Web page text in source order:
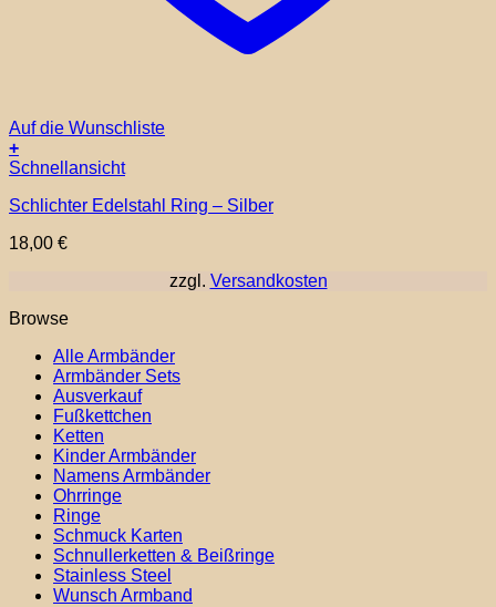
Auf die Wunschliste
+
Dieses
weist
Varianten
können
Produktseite
gewählt
werden
Schnellansicht
Schlichter Edelstahl Ring – Silber
18,00 €
zzgl. Versandkosten
Browse
Alle Armbänder
Armbänder Sets
Ausverkauf
Fußkettchen
Ketten
Kinder Armbänder
Namens Armbänder
Ohrringe
Ringe
Schmuck Karten
Schnullerketten & Beißringe
Stainless Steel
Wunsch Armband